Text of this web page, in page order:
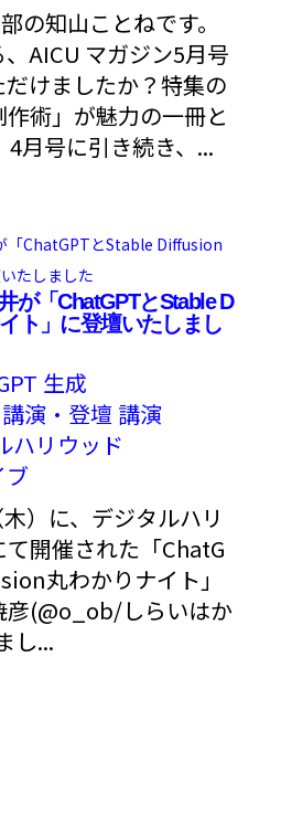
の知山ことねです。
AICU マガジン5月号
けましたか？特集の
作術」が魅力の一冊と
4月号に引き続き、...
が「ChatGPTとStable D
ト」に登壇いたしまし
生成
講演・登壇 講演
ハリウッド
ブ
）に、デジタルハリ
開催された「ChatG
丸わかりナイト」
彦(@o_ob/しらいはか
し...